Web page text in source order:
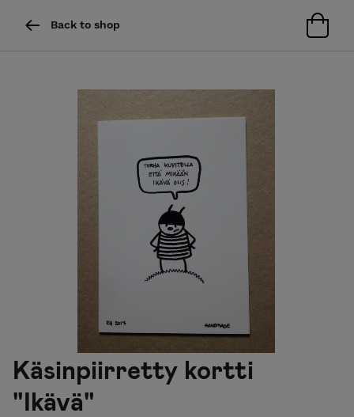
Back to shop
Käsinpiirretty kortti
"Ikävä"